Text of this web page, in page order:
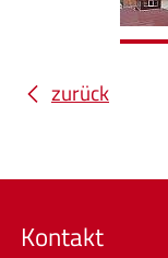
zurück
Kontakt